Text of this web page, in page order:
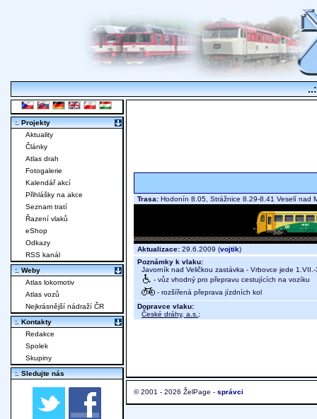
Trasa: Hodonín 8.05, Strážnice 8.29-8.41 Veselí
Aktualizace: 29.6.2009 (vojtik)
Poznámky k vlaku:
Javorník nad Veličkou zastávka - Vrbovce jede
- vůz vhodný pro přepravu cestujících na vozíku
- rozšířená přeprava jízdních kol
Dopravce vlaku:
České dráhy, a.s. ;
© 2001 - 2026 ŽelPage - správci
:. Projekty
Aktuality
Články
Atlas drah
Fotogalerie
Kalendář akcí
Přihlášky na akce
Seznam tratí
Řazení vlaků
eShop
Odkazy
RSS kanál
:. Weby
Atlas lokomotiv
Atlas vozů
Nejkrásnější nádraží ČR
:. Kontakty
Redakce
Spolek
Skupiny
:. Sledujte nás